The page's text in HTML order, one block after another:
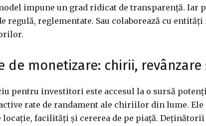
impune un grad ridicat de transparență. Iar
regulă, reglementate. Sau colaborează cu
de monetizare: chirii, revânzare
pentru investitori este accesul la o sursă
rate de randament ale chiriilor din lume.
locație, facilități și cererea de pe piață.